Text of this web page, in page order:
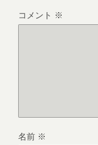
コメント ※
名前 ※